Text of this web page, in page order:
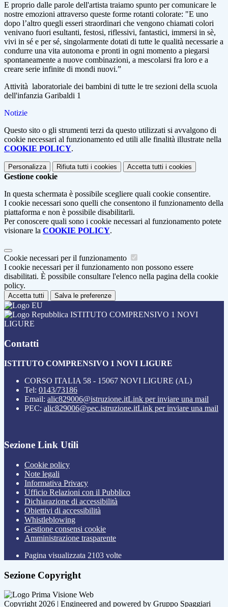
E proprio dalle parole dell'artista traiamo spunto per comunicare le
nostre emozioni attraverso queste forme rotanti colorate: "E uno
dopo l’altro quegli esseri straordinari che vengono chiamati colori
venivano fuori esultanti, festosi, riflessivi, fantastici, immersi in sè,
vivi in sé e per sé, singolarmente dotati di tutte le qualità necessarie a
condurre una vita autonoma e pronti in ogni momento a piegarsi
spontaneamente a nuove combinazioni, a mescolarsi fra loro e a
creare serie infinite di mondi nuovi.”
Attività laboratoriale dei bambini di tutte le tre sezioni della scuola
dell'infanzia Garibaldi 1
Notizie
Questo sito o gli strumenti terzi da questo utilizzati si avvalgono di
cookie necessari al funzionamento ed utili alle finalità illustrate nella
COOKIE POLICY.
Personalizza Rifiuta tutti i cookies Accetta tutti i cookies
Gestione cookie
In questa schermata è possibile scegliere quali cookie consentire.
I cookie necessari sono quelli che consentono il funzionamento della
piattaforma e non è possibile disabilitarli.
Per conoscere quali sono i cookie necessari al funzionamento potete
visionare la COOKIE POLICY.
Cookie necessari per il funzionamento
I cookie necessari per il funzionamento non possono essere
disabilitati. È possibile consultare l'elenco nella pagina della cookie
policy.
Accetta tutti Salva le preferenze
ISTITUTO COMPRENSIVO 1 NOVI
LIGURE
Contatti
ISTITUTO COMPRENSIVO 1 NOVI LIGURE
CORSO ITALIA 58 - 15067 NOVI LIGURE (AL)
Tel: 0143/73186
Email: alic829006@istruzione.itLink per inviare una mail
PEC: alic829006@pec.istruzione.itLink per inviare una mail
Sezione Link Utili
Cookie policy
Note legali
Informativa Privacy
Ufficio Relazioni con il Pubblico
Dichiarazione di accessibilità
Obiettivi di accessibilità
Whistleblowing
Gestione consensi cookie
Amministrazione trasparente
Pagina visualizzata 2103 volte
Sezione Copyright
Copyright 2026 | Engineered and powered by Gruppo Spaggiari